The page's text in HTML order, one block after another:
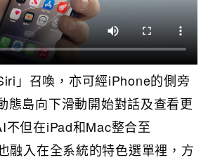
」召喚，亦可經iPhone的側旁
態島向下滑動開始對話及查看更
但在iPad和Mac整合至
融入在全系統的特色選單裡，方